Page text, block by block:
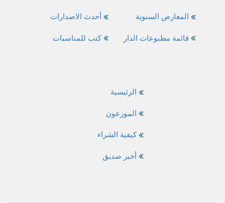
أحدث الاصدارات
كتب للمناسبات
المعارض السنوية
قائمة مطبوعات الدار
الرئيسية
الموزعون
كيفية الشراء
أخبر صديق